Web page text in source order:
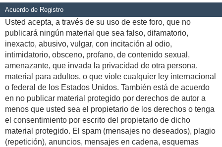
Acuerdo de Registro
Usted acepta, a través de su uso de este foro, que no
publicará ningún material que sea falso, difamatorio,
inexacto, abusivo, vulgar, con incitación al odio,
intimidatorio, obsceno, profano, de contenido sexual,
amenazante, que invada la privacidad de otra persona,
material para adultos, o que viole cualquier ley internacional
o federal de los Estados Unidos. También está de acuerdo
en no publicar material protegido por derechos de autor a
menos que usted sea el propietario de los derechos o tenga
el consentimiento por escrito del propietario de dicho
material protegido. El spam (mensajes no deseados), plagio
(repetición), anuncios, mensajes en cadena, esquemas